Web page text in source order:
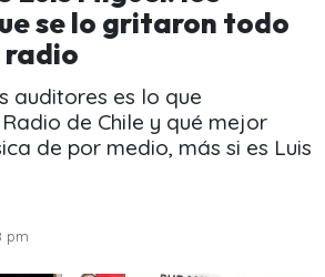
se lo gritaron todo
radio
auditores es lo que
de Chile y qué mejor
de por medio, más si es Luis
pm